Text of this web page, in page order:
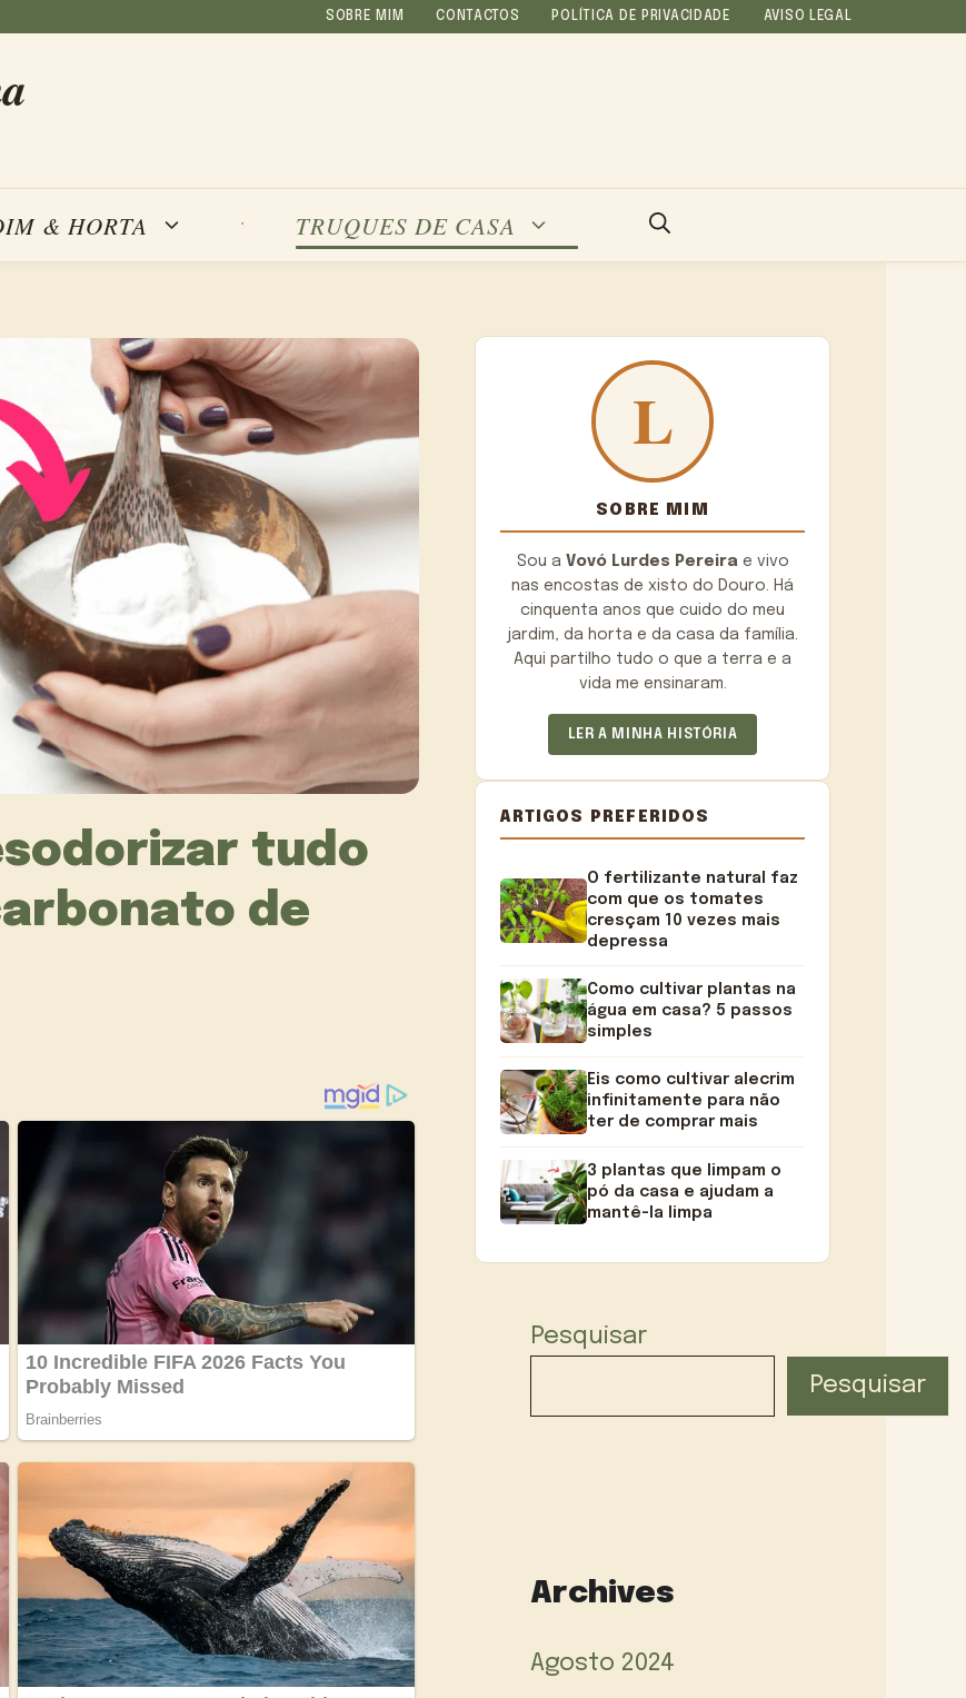
SOBRE MIM CONTACTOS POLÍTICA DE PRIVACIDADE AVISO LEGAL
& HORTA TRUQUES DE CASA
tudo
de
SOBRE MIM
Sou a Vovó Lurdes Pereirae vivo
nas encostas de xisto do Douro. Há
cinquenta anos que cuido do meu
jardim, da horta e da casa da família.
Aqui partilho tudo o que a terra e a
vida me ensinaram.
LER A MINHA HISTÓRIA
ARTIGOS PREFERIDOS
O fertilizante natural faz
com que os tomates
cresçam 10 vezes mais
depressa
Como cultivar plantas na
água em casa? 5 passos
simples
Eis como cultivar alecrim
infinitamente para não
ter de comprar mais
3 plantas que limpam o
pó da casa e ajudam a
mantê-la limpa
Pesquisar
Pesquisar
Archives
Agosto 2024